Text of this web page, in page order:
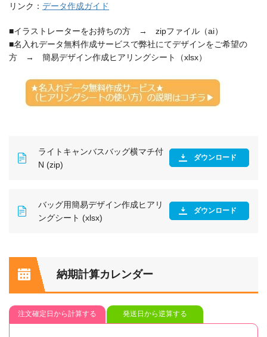
リンク： データ作成ガイド
■イラストレーターをお持ちの方 → zipファイル（ai）
■名入れデータ無料作成サービスで弊社にてデザインをご希望の
方 → 簡易デザイン作成ヒアリングシート（xlsx）
ライトキャンバスバッグ横マチ付
N (zip)
ダウンロード
バッグ用簡易デザイン作成ヒアリ
ングシート (xlsx)
ダウンロード
納期計算カレンダー
注文確定日から計算する 発送日から逆算する